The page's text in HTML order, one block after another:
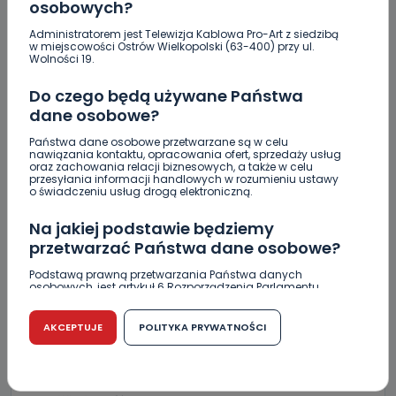
osobowych?
Administratorem jest Telewizja Kablowa Pro-Art z siedzibą
w miejscowości Ostrów Wielkopolski (63-400) przy ul.
Wolności 19.
Do czego będą używane Państwa
dane osobowe?
Państwa dane osobowe przetwarzane są w celu
nawiązania kontaktu, opracowania ofert, sprzedaży usług
oraz zachowania relacji biznesowych, a także w celu
przesyłania informacji handlowych w rozumieniu ustawy
o świadczeniu usług drogą elektroniczną.
Na jakiej podstawie będziemy
przetwarzać Państwa dane osobowe?
Podstawą prawną przetwarzania Państwa danych
osobowych, jest artykuł 6 Rozporządzenia Parlamentu
r. w sprawie ochrony osób fizycznych w związku z
przetwarzaniem danych osobowych w sprawie
swobodnego przepływu takich danych oraz uchylenia
dyrektywy 95/46/WE (RODO).
Czy jest możliwość cofnięcia zgody?
AKCEPTUJE POLITYKA PRYWATNOŚCI
naszą bazą! [WIDEO]
Aquapark wraca do gry. Będą konsultacje
społeczne? [WIDEO]
Ręka dziecka zakleszczona w urządzeniu
kuchennym. Lądował LPR
Skomentuj ten wpis jako pierwszy!
DOŁĄCZ DO DYSKUSJI